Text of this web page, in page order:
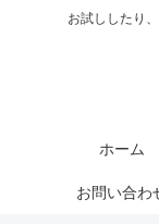
お試ししたり
ホーム
お問い合わ